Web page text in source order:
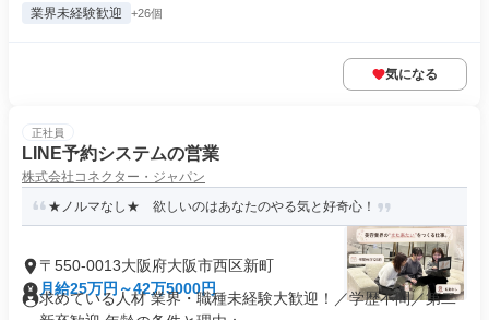
業界未経験歓迎 +26個
気になる
正社員
LINE予約システムの営業
株式会社コネクター・ジャパン
★ノルマなし★ 欲しいのはあなたのやる気と好奇心！
〒550-0013大阪府大阪市西区新町
月給25万円～42万5000円
求めている人材 業界・職種未経験大歓迎！／学歴不問／第二